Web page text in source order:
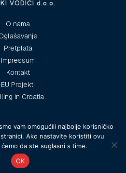
VODIČI d.o.o.
O nama
Pretplata
Impressum
Kontakt
EU Projekti
in Croatia
Morski vodiči
vam omogućili najbolje korisničko
Ako nastavite koristiti ovu
da ste suglasni s time.
OK